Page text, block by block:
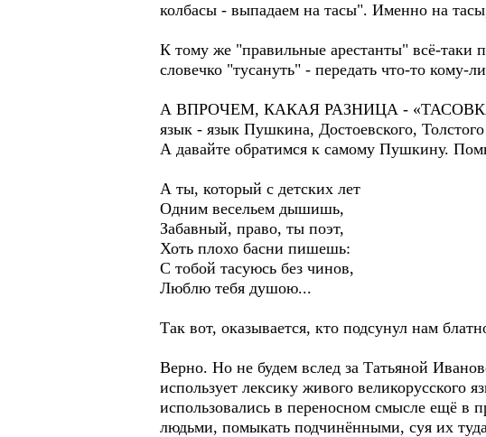
колбасы - выпадаем на тасы". Именно на
К тому же "правильные арестанты" всё-таки
словечко "тусануть" - передать что-то кому-
А ВПРОЧЕМ, КАКАЯ РАЗНИЦА - «ТАСОВКА»,
язык - язык Пушкина, Достоевского,
А давайте обратимся к самому Пушкину.
А ты, который с детских лет
Одним весельем дышишь,
Забавный, право, ты поэт,
Хоть плохо басни пишешь:
С тобой тасуюсь без чинов,
Люблю тебя душою...
Так вот, оказывается, кто подсунул нам
Верно. Но не будем вслед за Татьяной
использует лексику живого великорусского
использовались в переносном смысле ещё в
людьми, помыкать подчинёнными, суя их